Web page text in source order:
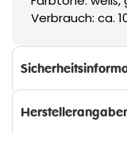
Verbrauch: ca.